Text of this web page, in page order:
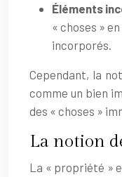
Éléments
« choses »
incorporés.
Cependant, la
comme un bien
des « choses »
La notion
La « propriété »